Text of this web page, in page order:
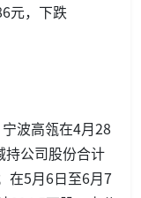
元，下跌
波高瓴在4月28
持公司股份合计
在5月6日至6月7